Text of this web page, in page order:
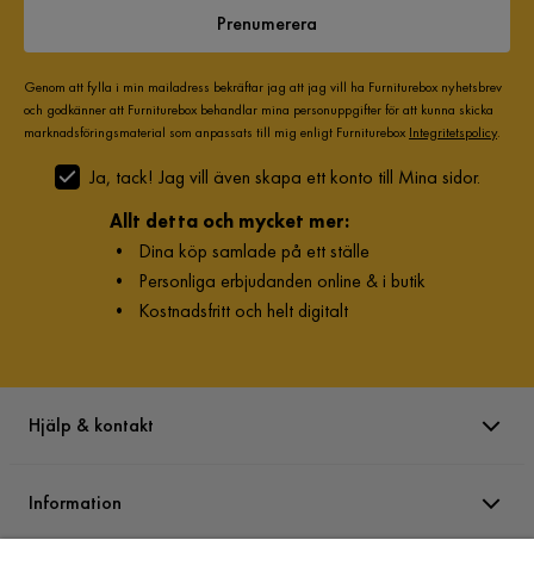
Prenumerera
Genom att fylla i min mailadress bekräftar jag att jag vill ha Furniturebox nyhetsbrev
och godkänner att Furniturebox behandlar mina personuppgifter för att kunna skicka
marknadsföringsmaterial som anpassats till mig enligt Furniturebox Integritetspolicy.
Ja, tack! Jag vill även skapa ett konto till Mina sidor.
Allt detta och mycket mer:
• Dina köp samlade på ett ställe
• Personliga erbjudanden online & i butik
• Kostnadsfritt och helt digitalt
Hjälp & kontakt
Information